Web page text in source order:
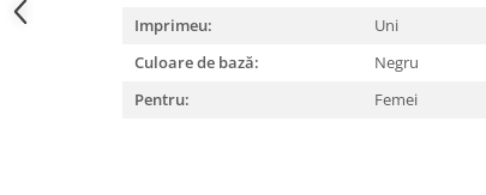
Imprimeu:
Uni
Culoare de bază:
Negru
Pentru:
Femei